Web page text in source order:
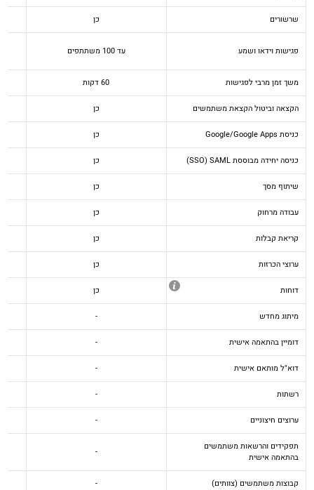
שרשורים כן
פגישות וידאו ושמע עד 100 משתתפים
משך זמן מרבי לפגישות 60 דקות
הקצאה וביטול הקצאת משתמשים כן
כניסת Google/Google Apps כן
כניסה יחידה מבוססת SAML ‏(SSO) כן
שיתוף מסך כן
עבודה מרחוק כן
קריאת קבלות כן
ערוצי הכרזות כן
דוחות כן
מיתוג מחדש -
דומיין בהתאמה אישית -
דוא"ל מותאם אישית -
רשתות -
ערוצים חיצוניים -
תפקידים והרשאות משתמשים
בהתאמה אישית
-
קבוצות משתמשים (צוותים) -